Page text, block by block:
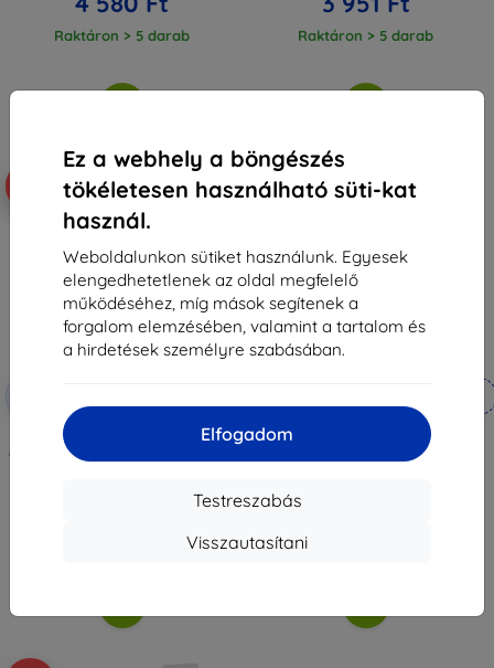
Ez a webhely a böngészés
tökéletesen használható süti-kat
használ.
Weboldalunkon sütiket használunk. Egyesek
elengedhetetlenek az oldal megfelelő
működéséhez, míg mások segítenek a
forgalom elemzésében, valamint a tartalom és
a hirdetések személyre szabásában.
Elfogadom
Testreszabás
Visszautasítani
Raktáron > 5 darab Raktáron > 5 darab
kuponnal
3mk FlexibleGlass Pro Hybrid
edzett üveg OnePlus Nord 4-höz
-10%
kuponnal
3MK ARC+ fólia OnePlus Nord 4
teljes képernyős fólia